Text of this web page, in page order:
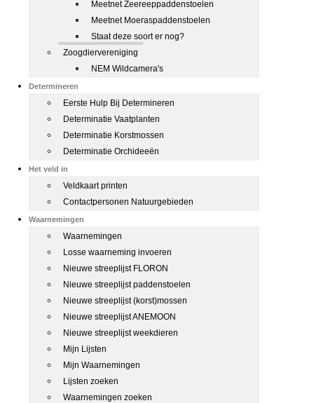
Meetnet Zeereeppaddenstoelen
Meetnet Moeraspaddenstoelen
Staat deze soort er nog?
Zoogdiervereniging
NEM Wildcamera's
Determineren
Eerste Hulp Bij Determineren
Determinatie Vaatplanten
Determinatie Korstmossen
Determinatie Orchideeën
Het veld in
Veldkaart printen
Contactpersonen Natuurgebieden
Waarnemingen
Waarnemingen
Losse waarneming invoeren
Nieuwe streeplijst FLORON
Nieuwe streeplijst paddenstoelen
Nieuwe streeplijst (korst)mossen
Nieuwe streeplijst ANEMOON
Nieuwe streeplijst weekdieren
Mijn Lijsten
Mijn Waarnemingen
Lijsten zoeken
Waarnemingen zoeken